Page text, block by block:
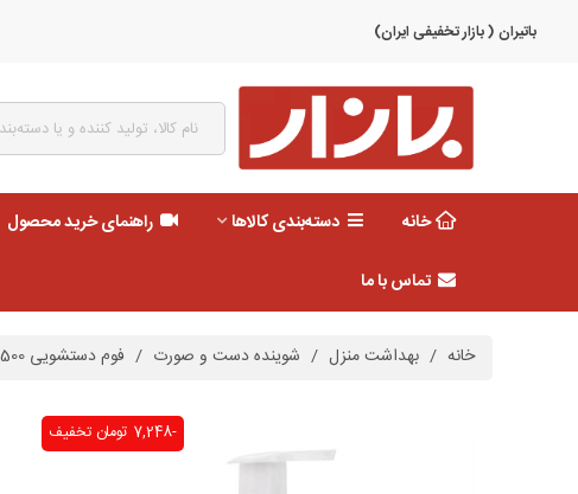
باتیران ( بازار تخفیفی ایران)
خانه دسته‌بندی کالاها راهنمای خرید محصول
تماس با ما
خانه / بهداشت منزل / شوینده دست و صورت / فوم دستشویی 500 میل دیاموند صورتی اکتیو
تخفیف -7,248 تومان